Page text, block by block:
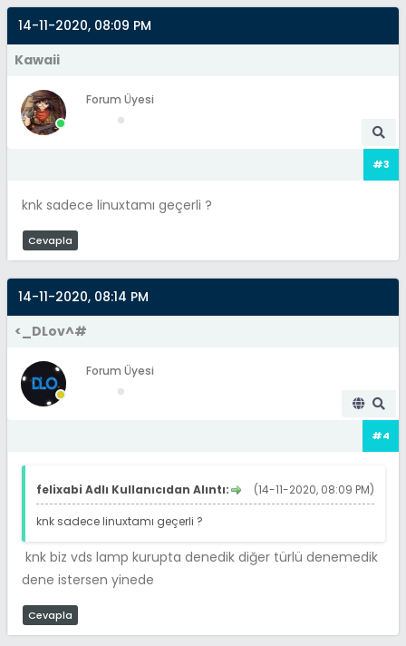
14-11-2020, 08:09 PM
Kawaii
Forum Üyesi
#3
knk sadece linuxtamı geçerli ?
Cevapla
14-11-2020, 08:14 PM
<_DLov^#
Forum Üyesi
#4
(14-11-2020, 08:09 PM)
felixabi Adlı Kullanıcıdan Alıntı:
knk sadece linuxtamı geçerli ?
knk biz vds lamp kurupta denedik diğer türlü denemedik
dene istersen yinede
Cevapla